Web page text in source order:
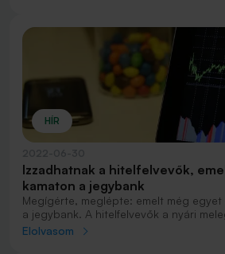
HÍR
Izzadhatnak a hitelfelvevők,
kamaton a jegybank
Megígérte, meglépte: emelt még
a jegybank. A hitelfelvevők a nyári
várhatják, hogy mit lépnek erre a
Elolvasom